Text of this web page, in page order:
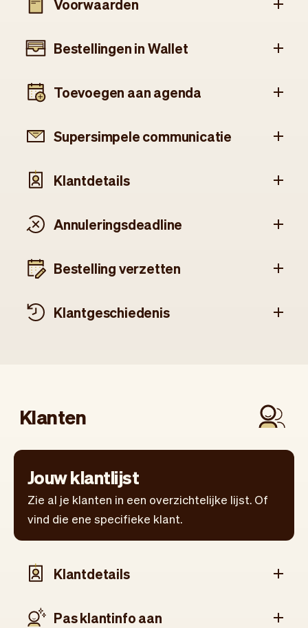
Voorwaarden
Bestellingen in Wallet
Toevoegen aan agenda
Supersimpele communicatie
Klantdetails
Annuleringsdeadline
Bestelling verzetten
Klant­geschiedenis
Klanten
Jouw klantlijst
Zie al je klanten in een overzichtelijke lijst. Of
vind die ene specifieke klant.
Klantdetails
Pas klant­info aan